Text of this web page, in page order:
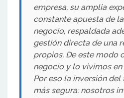
empresa, su amplia
constante apuesta de
negocio, respaldada
gestión directa de una
propios. De este modo
negocio y lo vivimos
Por eso la inversión del
más segura: nosotros